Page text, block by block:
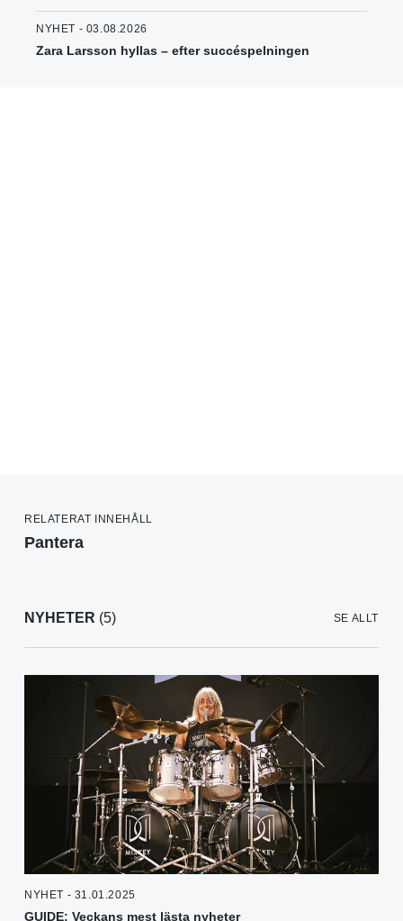
NYHET - 03.08.2026
Zara Larsson hyllas – efter succéspelningen
RELATERAT INNEHÅLL
Pantera
NYHETER (5) SE ALLT
NYHET - 31.01.2025
GUIDE: Veckans mest lästa nyheter